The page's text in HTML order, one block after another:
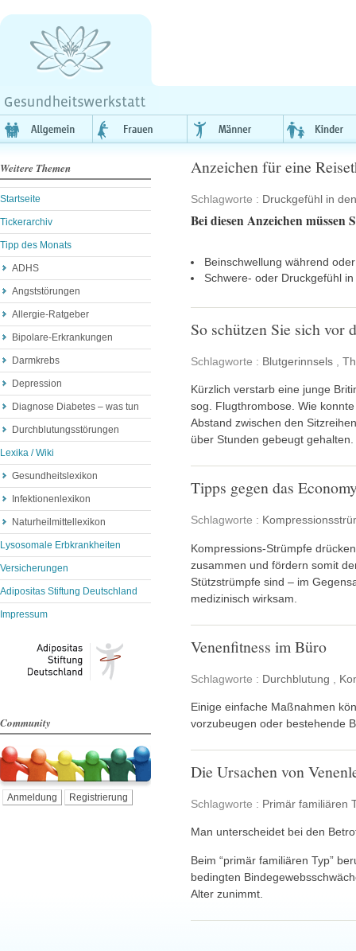
Weitere Themen
Startseite
Tickerarchiv
Tipp des Monats
ADHS
Angststörungen
Allergie-Ratgeber
Bipolare-Erkrankungen
Darmkrebs
Depression
Diagnose Diabetes – was tun
Durchblutungsstörungen
Lexika / Wiki
Gesundheitslexikon
Infektionenlexikon
Naturheilmittellexikon
Lysosomale Erbkrankheiten
Versicherungen
Adipositas Stiftung Deutschland
Impressum
Community
Anmeldung Registrierung
Anzeichen für eine
Schlagworte : Druckgefühl in
Bei diesen Anzeichen müssen
Beinschwellung während
Schwere- oder Druckgefühl
So schützen Sie sich vor
Schlagworte : Blutgerinnsels
Kürzlich verstarb eine junge
sog. Flugthrombose. Wie
Abstand zwischen den
über Stunden gebeugt gehalten.
Tipps gegen das
Schlagworte :
Kompressions-Strümpfe
zusammen und fördern somit
Stützstrümpfe sind – im
medizinisch wirksam.
Venenfitness im Büro
Schlagworte : Durchblutung
Einige einfache Maßnahmen
vorzubeugen oder bestehende
Die Ursachen von
Schlagworte : Primär familiären
Man unterscheidet bei den
Beim “primär familiären Typ”
bedingten
Alter zunimmt.